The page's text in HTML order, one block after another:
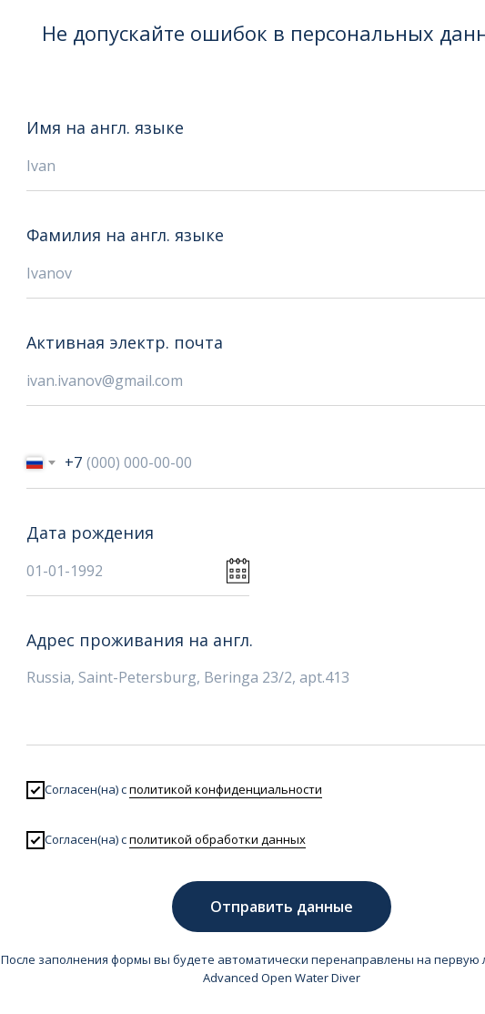
Не допускайте ошибок в персональных
Имя на англ. языке
Фамилия на англ. языке
Активная электр. почта
+7
Дата рождения
Адрес проживания на англ.
Согласен(на) сполитикой конфиденциальности
Согласен(на) сполитикой обработки данных
Отправить данные
После заполнения формы вы будете автоматически перенаправлены на первую
Advanced Open Water Diver